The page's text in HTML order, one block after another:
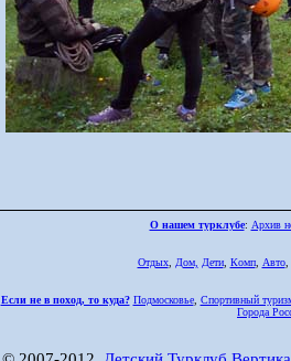
О нашем турклубе: Архив
Отдых, Дом, Дети, Комп, Авто,
Если не в поход, то куда? Подмосковье, Спортивный
Города